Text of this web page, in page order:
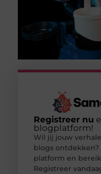
Registreer nu
blogplatform!
Wil jij jouw
blogs ontdekken?
platform en
Registreer